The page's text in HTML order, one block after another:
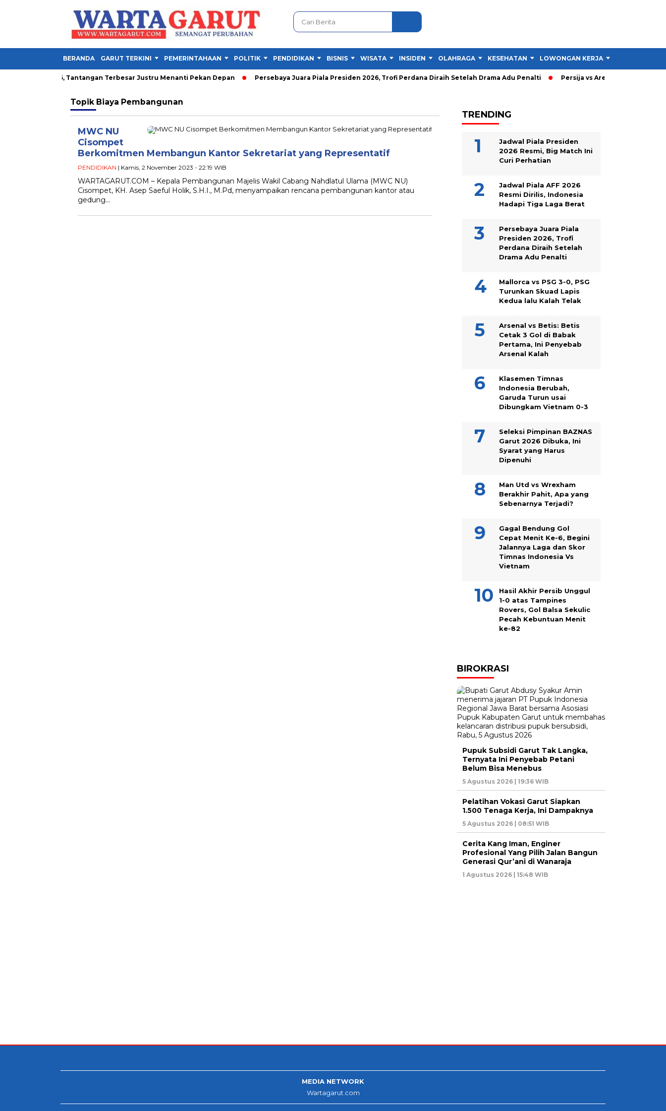
BERANDA GARUT TERKINI PEMERINTAHAAN POLITIK PENDIDIKAN BISNIS WISATA INSIDEN OLAHRAGA KESEHATAN LOWONGAN KERJA
Presiden 2026, Tantangan Terbesar Justru Menanti Pekan Depan Persebaya Juara Piala Presiden 2026, Trofi Perdana Diraih Setelah Drama Adu Penalti Persija vs Arema: Persija Menang
Topik Biaya Pembangunan
MWC NU
Cisompet
Berkomitmen Membangun Kantor Sekretariat yang Representatif
PENDIDIKAN | Kamis, 2 November 2023 - 22:19 WIB
WARTAGARUT.COM – Kepala Pembangunan Majelis Wakil Cabang Nahdlatul Ulama (MWC NU)
Cisompet, KH. Asep Saeful Holik, S.H.I., M.Pd, menyampaikan rencana pembangunan kantor atau
gedung…
TRENDING
Jadwal Piala Presiden
2026 Resmi, Big Match Ini
Curi Perhatian
Jadwal Piala AFF 2026
Resmi Dirilis, Indonesia
Hadapi Tiga Laga Berat
Persebaya Juara Piala
Presiden 2026, Trofi
Perdana Diraih Setelah
Drama Adu Penalti
Mallorca vs PSG 3-0, PSG
Turunkan Skuad Lapis
Kedua lalu Kalah Telak
Arsenal vs Betis: Betis
Cetak 3 Gol di Babak
Pertama, Ini Penyebab
Arsenal Kalah
Klasemen Timnas
Indonesia Berubah,
Garuda Turun usai
Dibungkam Vietnam 0-3
Seleksi Pimpinan BAZNAS
Garut 2026 Dibuka, Ini
Syarat yang Harus
Dipenuhi
Man Utd vs Wrexham
Berakhir Pahit, Apa yang
Sebenarnya Terjadi?
Gagal Bendung Gol
Cepat Menit Ke-6, Begini
Jalannya Laga dan Skor
Timnas Indonesia Vs
Vietnam
Hasil Akhir Persib Unggul
1-0 atas Tampines
Rovers, Gol Balsa Sekulic
Pecah Kebuntuan Menit
ke-82
BIROKRASI
Pupuk Subsidi Garut Tak Langka,
Ternyata Ini Penyebab Petani
Belum Bisa Menebus
5 Agustus 2026 | 19:36 WIB
Pelatihan Vokasi Garut Siapkan
1.500 Tenaga Kerja, Ini Dampaknya
5 Agustus 2026 | 08:51 WIB
Cerita Kang Iman, Enginer
Profesional Yang Pilih Jalan Bangun
Generasi Qur’ani di Wanaraja
1 Agustus 2026 | 15:48 WIB
MEDIA NETWORK
Wartagarut.com